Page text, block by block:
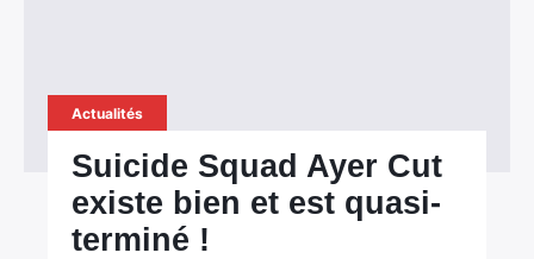
Actualités
Suicide Squad Ayer Cut
existe bien et est quasi-
terminé !